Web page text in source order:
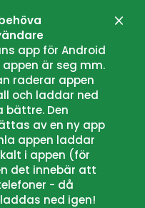
app för Android
är seg mm.
raderar appen
och laddar ned
bättre. Den
av en ny app
appen laddar
i appen (för
det innebär att
- då
ned igen!